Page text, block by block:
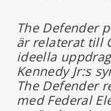
The Defender
är relaterat till
ideella
Kennedy Jr:s
The Defender
med Federal